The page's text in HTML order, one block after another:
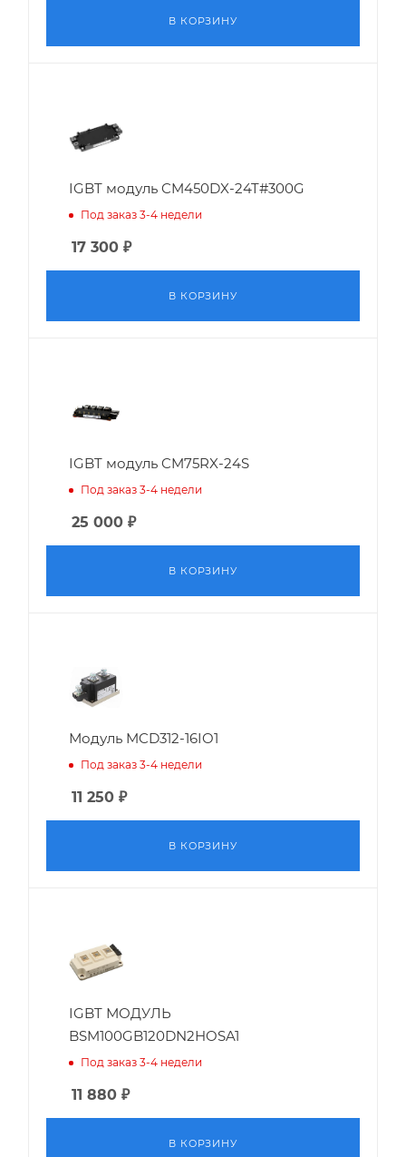
В КОРЗИНУ
IGBT модуль CM450DX-24T#300G
Под заказ 3-4 недели
17 300 ₽
В КОРЗИНУ
IGBT модуль CM75RX-24S
Под заказ 3-4 недели
25 000 ₽
В КОРЗИНУ
Модуль MCD312-16IO1
Под заказ 3-4 недели
11 250 ₽
В КОРЗИНУ
IGBT МОДУЛЬ
BSM100GB120DN2HOSA1
Под заказ 3-4 недели
11 880 ₽
В КОРЗИНУ